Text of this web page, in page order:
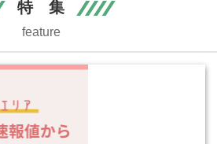
特 集
feature